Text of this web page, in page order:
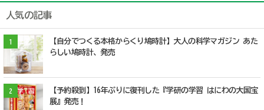
人気の記事
1
【自分でつくる本格からくり鳩時計】大人の科学マガジン あた
らしい鳩時計、発売
2
【予約殺到】16年ぶりに復刊した『学研の学習 はにわの大国宝
展』発売！